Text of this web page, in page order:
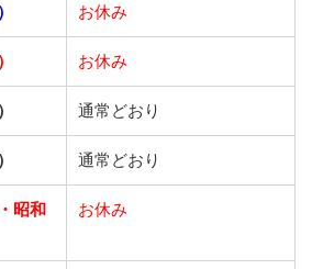
お休み
お休み
通常どおり
通常どおり
昭和
お休み